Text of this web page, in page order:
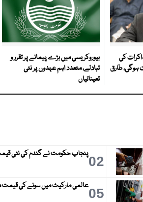
کی
ہوگی، طارق
بیوروکریسی میں بڑے پیمانے پر تقرر و
تبادلے، متعدد اہم عہدوں پر نئی
تعیناتیاں
02پنجاب حکومت نے گندم کی نئی
05عالمی مارکیٹ میں سونے کی قیمت